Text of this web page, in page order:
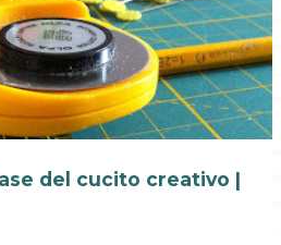
del cucito creativo |